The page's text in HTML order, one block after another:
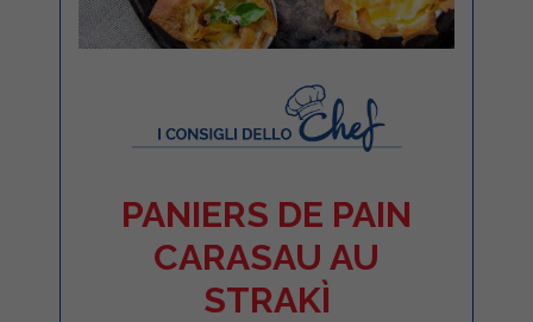
PANIERS DE PAIN
CARASAU AU
STRAKÌ